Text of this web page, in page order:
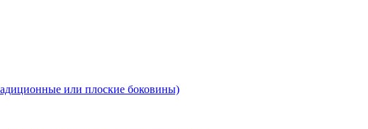
или плоские боковины)